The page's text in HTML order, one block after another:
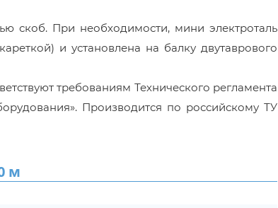
скоб. При необходимости, мини электроталь
и установлена на балку двутаврового
требованиям Технического регламента
Производится по российскому ТУ
м